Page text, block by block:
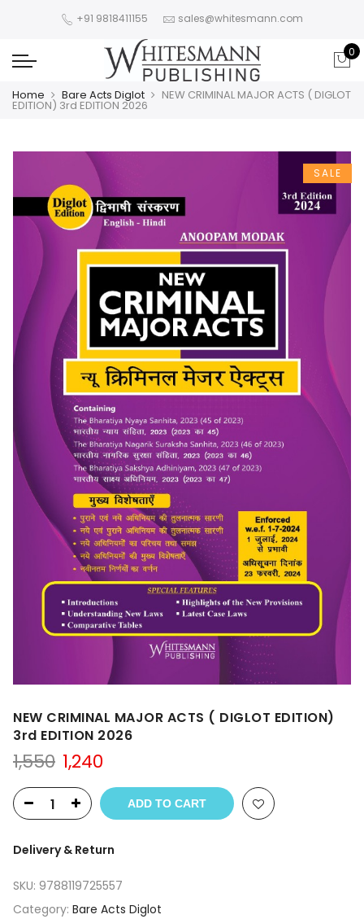
+91 9818411155 sales@whitesmann.com
0
Home Bare Acts Diglot NEW CRIMINAL MAJOR ACTS ( DIGLOT
EDITION) 3rd EDITION 2026
SALE
NEW CRIMINAL MAJOR ACTS ( DIGLOT EDITION)
3rd EDITION 2026
1,550 Original
price
was:
₹1,550.
1,240
is:
₹1,240.ADD TO CART
Delivery & Return
SKU: 9788119725557
Category: Bare Acts Diglot